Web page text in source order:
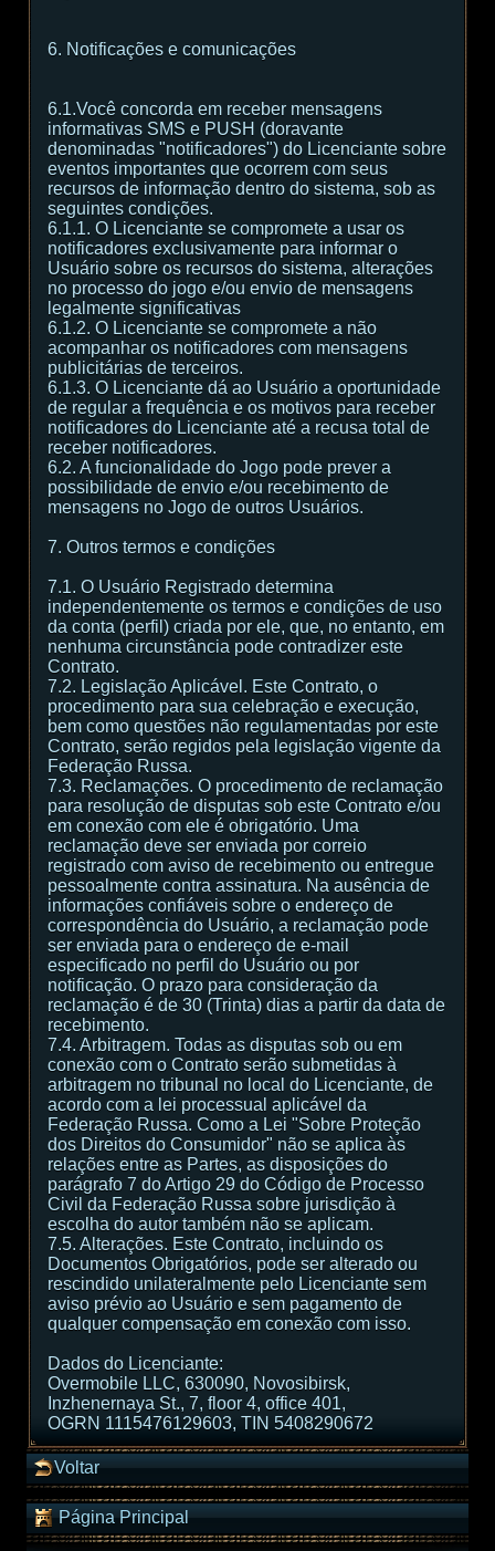
6. Notificações e comunicações
6.1.Você concorda em receber mensagens
informativas SMS e PUSH (doravante
denominadas "notificadores") do Licenciante sobre
eventos importantes que ocorrem com seus
recursos de informação dentro do sistema, sob as
seguintes condições.
6.1.1. O Licenciante se compromete a usar os
notificadores exclusivamente para informar o
Usuário sobre os recursos do sistema, alterações
no processo do jogo e/ou envio de mensagens
legalmente significativas
6.1.2. O Licenciante se compromete a não
acompanhar os notificadores com mensagens
publicitárias de terceiros.
6.1.3. O Licenciante dá ao Usuário a oportunidade
de regular a frequência e os motivos para receber
notificadores do Licenciante até a recusa total de
receber notificadores.
6.2. A funcionalidade do Jogo pode prever a
possibilidade de envio e/ou recebimento de
mensagens no Jogo de outros Usuários.
7. Outros termos e condições
7.1. O Usuário Registrado determina
independentemente os termos e condições de uso
da conta (perfil) criada por ele, que, no entanto, em
nenhuma circunstância pode contradizer este
Contrato.
7.2. Legislação Aplicável. Este Contrato, o
procedimento para sua celebração e execução,
bem como questões não regulamentadas por este
Contrato, serão regidos pela legislação vigente da
Federação Russa.
7.3. Reclamações. O procedimento de reclamação
para resolução de disputas sob este Contrato e/ou
em conexão com ele é obrigatório. Uma
reclamação deve ser enviada por correio
registrado com aviso de recebimento ou entregue
pessoalmente contra assinatura. Na ausência de
informações confiáveis sobre o endereço de
correspondência do Usuário, a reclamação pode
ser enviada para o endereço de e-mail
especificado no perfil do Usuário ou por
notificação. O prazo para consideração da
reclamação é de 30 (Trinta) dias a partir da data de
recebimento.
7.4. Arbitragem. Todas as disputas sob ou em
conexão com o Contrato serão submetidas à
arbitragem no tribunal no local do Licenciante, de
acordo com a lei processual aplicável da
Federação Russa. Como a Lei "Sobre Proteção
dos Direitos do Consumidor" não se aplica às
relações entre as Partes, as disposições do
parágrafo 7 do Artigo 29 do Código de Processo
Civil da Federação Russa sobre jurisdição à
escolha do autor também não se aplicam.
7.5. Alterações. Este Contrato, incluindo os
Documentos Obrigatórios, pode ser alterado ou
rescindido unilateralmente pelo Licenciante sem
aviso prévio ao Usuário e sem pagamento de
qualquer compensação em conexão com isso.
Dados do Licenciante:
Overmobile LLC, 630090, Novosibirsk,
Inzhenernaya St., 7, floor 4, office 401,
OGRN 1115476129603, TIN 5408290672
Voltar
Página Principal